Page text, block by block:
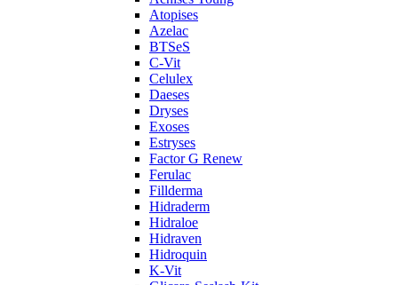
Atopises
Azelac
BTSeS
C‑Vit
Celulex
Daeses
Dryses
Exoses
Estryses
Factor G Renew
Ferulac
Fillderma
Hidraderm
Hidraloe
Hidraven
Hidroquin
K-Vit